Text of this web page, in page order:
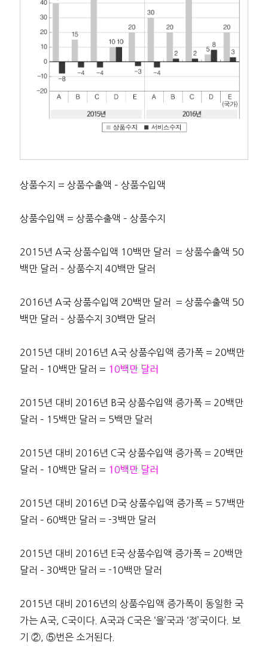
상품수지 = 상품수출액 – 상품수입액
상품수입액 = 상품수출액 – 상품수지
2015년 A국 상품수입액 10백만 달러 = 상품수출액 50
백만 달러 – 상품수지 40백만 달러
2016년 A국 상품수입액 20백만 달러 = 상품수출액 50
백만 달러 – 상품수지 30백만 달러
2015년 대비 2016년 A국 상품수입액 증가폭 = 20백만
달러 – 10백만 달러 = 10백만 달러
2015년 대비 2016년 B국 상품수입액 증가폭 = 20백만
달러 – 15백만 달러 = 5백만 달러
2015년 대비 2016년 C국 상품수입액 증가폭 = 20백만
달러 – 10백만 달러 = 10백만 달러
2015년 대비 2016년 D국 상품수입액 증가폭 = 57백만
달러 – 60백만 달러 = -3백만 달러
2015년 대비 2016년 E국 상품수입액 증가폭 = 20백만
달러 – 30백만 달러 = -10백만 달러
2015년 대비 2016년의 상품수입액 증가폭이 동일한 국
가는 A국, C국이다. A국과 C국은 ‘을’국과 ‘정’국이다. 보
기 ②, ⑤번은 소거된다.